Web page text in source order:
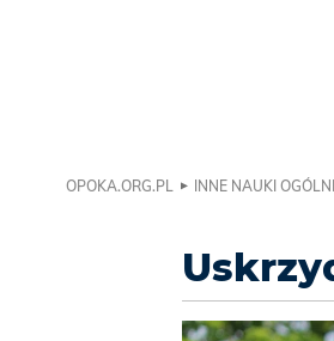
OPOKA.ORG.PL INNE NAUKI